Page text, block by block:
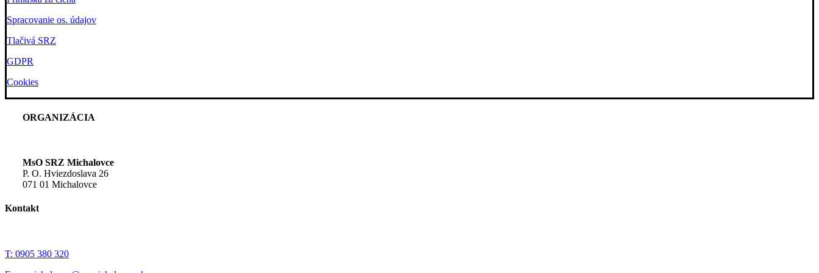
Spracovanie os. údajov
Tlačivá SRZ
GDPR
Cookies
ORGANIZÁCIA
MsO SRZ Michalovce
P. O. Hviezdoslava 26
071 01 Michalovce
Kontakt
T: 0905 380 320